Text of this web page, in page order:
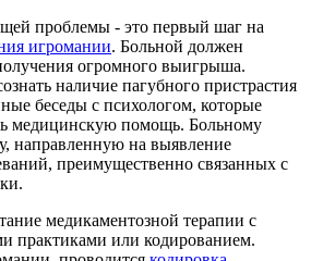
проблемы - это первый шаг на
игромании. Больной должен
огромного выигрыша.
наличие пагубного пристрастия
беседы с психологом, которые
медицинскую помощь. Больному
направленную на выявление
преимущественно связанных с
медикаментозной терапии с
практиками или кодированием.